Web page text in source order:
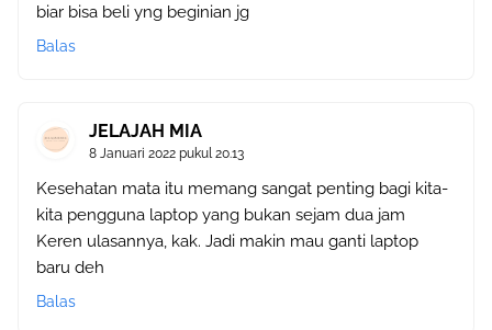
biar bisa beli yng beginian jg
Balas
JELAJAH MIA
8 Januari 2022 pukul 20.13
Kesehatan mata itu memang sangat penting bagi kita-
kita pengguna laptop yang bukan sejam dua jam
Keren ulasannya, kak. Jadi makin mau ganti laptop
baru deh
Balas